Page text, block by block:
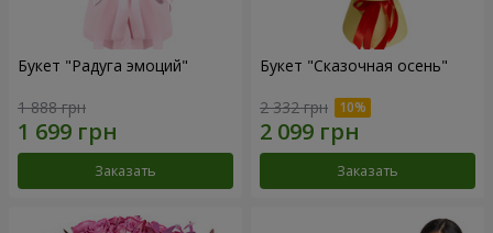
Букет "Радуга эмоций"
1 888 грн
Заказать
Букет "Сказочная осень"
2 332 грн
Заказать